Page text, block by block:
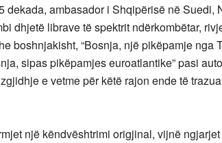
dekada, ambasador i Shqipërisë në Suedi,
dhjetë librave të spektrit ndërkombëtar,
boshnjakisht, “Bosnja, një pikëpamje nga
sipas pikëpamjes euroatlantike” pasi
e vetme për këtë rajon ende të
një këndvështrimi origjinal, vijnë